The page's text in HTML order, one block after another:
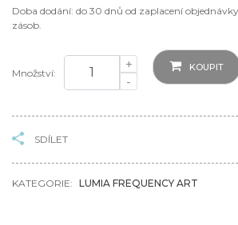
Doba dodání: do 30 dnů od zaplacení
zásob.
Množství:
+
-
KOUPIT
SDÍLET
KATEGORIE: LUMIA FREQUENCY ART